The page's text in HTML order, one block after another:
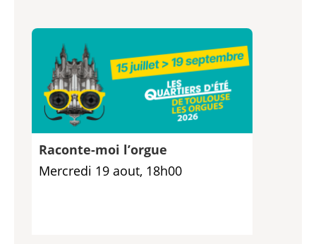
Raconte-moi l’orgue
Mercredi 19 aout, 18h00